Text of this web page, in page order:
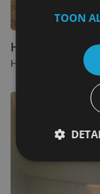
Hotel
Hotel in
TOON